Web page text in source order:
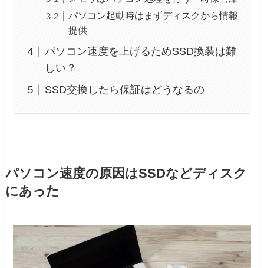
パソコン起動時はまずディスクから情報
提供
パソコン速度を上げるためSSD換装は難
しい？
SSD交換したら保証はどうなるの
パソコン速度の原因はSSDなどディスク
にあった